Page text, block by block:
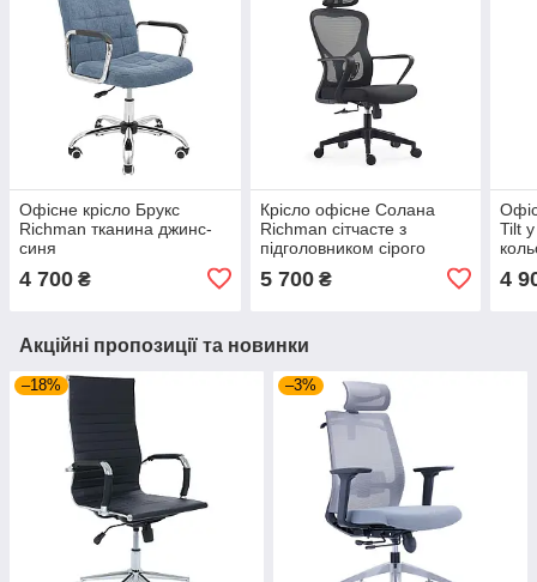
Офісне крісло Брукс
Richman тканина джинс-
синя
4 700 ₴
Крісло офісне Солана
Richman сітчасте з
підголовником сірого
5 700₴
Tilt
4
Акційні пропозиції та новинки
–18% –3%